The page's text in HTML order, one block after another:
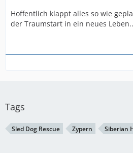
Hoffentlich klappt alles so wie
der Traumstart in ein neues
Tags
Sled Dog Rescue Zypern Siberian